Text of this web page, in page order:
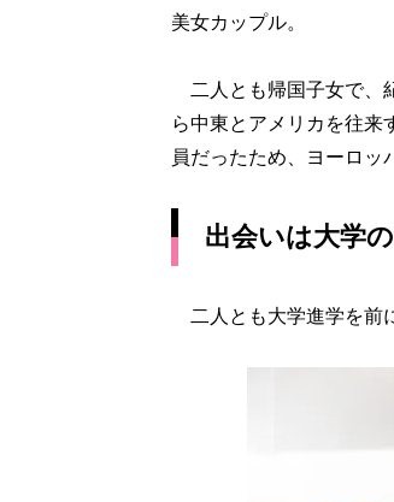
美女カップル。
二人とも帰国子女で、
ら中東とアメリカを往来
員だったため、ヨーロッ
出会いは大学
二人とも大学進学を前